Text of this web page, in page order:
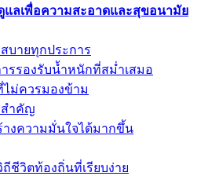
แลเพื่อความสะอาดและสุขอนามัย
สบายทุกประการ
รรองรับน้ำหนักที่สม่ำเสมอ
ม่ควรมองข้าม
สำคัญ
งความมั่นใจได้มากขึ้น
ชีวิตท้องถิ่นที่เรียบง่าย